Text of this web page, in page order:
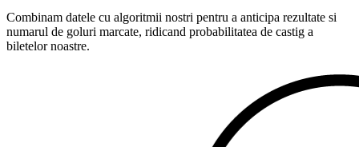
Combinam datele cu algoritmii nostri pentru a anticipa rezultate si
numarul de goluri marcate, ridicand probabilitatea de castig a
biletelor noastre.